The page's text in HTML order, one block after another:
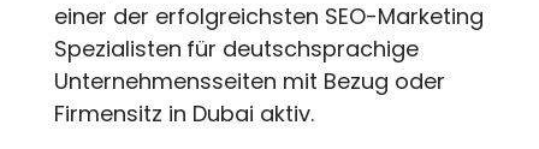
einer der erfolgreichsten SEO-Marketing
Spezialisten für deutschsprachige
Unternehmensseiten mit Bezug oder
Firmensitz in Dubai aktiv.